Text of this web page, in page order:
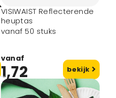
VISIWAIST Reflecterende
heuptas
vanaf 50 stuks
vanaf
1,72 bekijk